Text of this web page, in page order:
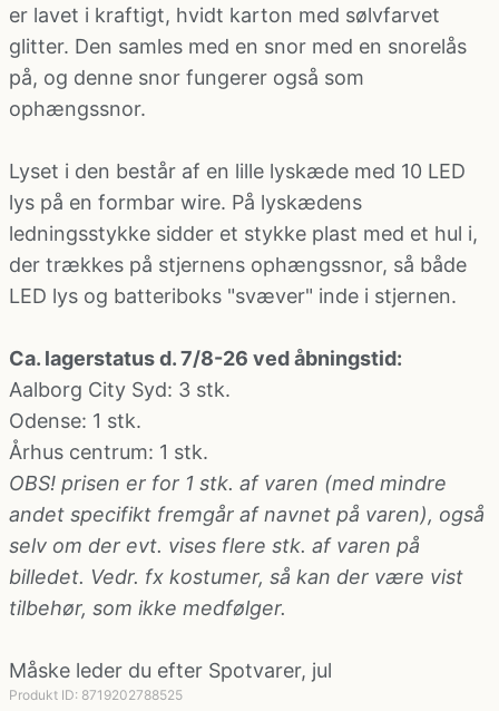
Tyroler kostume
Vinger til kostume
er lavet i kraftigt, hvidt karton med sølvfarvet
glitter. Den samles med en snor med en snorelås
på, og denne snor fungerer også som
ophængssnor.
Lyset i den består af en lille lyskæde med 10 LED
lys på en formbar wire. På lyskædens
ledningsstykke sidder et stykke plast med et hul i,
der trækkes på stjernens ophængssnor, så både
LED lys og batteriboks "svæver" inde i stjernen.
Ca. lagerstatus d. 7/8-26 ved åbningstid:
Aalborg City Syd: 3 stk.
Odense: 1 stk.
Århus centrum: 1 stk.
OBS! prisen er for 1 stk. af varen (med mindre
andet specifikt fremgår af navnet på varen), også
selv om der evt. vises flere stk. af varen på
billedet. Vedr. fx kostumer, så kan der være vist
tilbehør, som ikke medfølger.
Måske leder du efter Spotvarer, jul
Produkt ID: 8719202788525